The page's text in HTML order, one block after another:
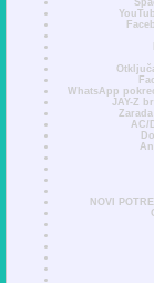
WhatsApp
JAY-Z
AC/
NOVI